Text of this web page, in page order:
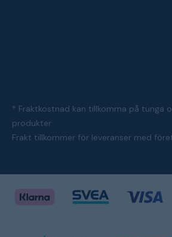
* Fraktkostnad kan tillkomma på tunga
produkter
Frakt tillkommer för leveranser med